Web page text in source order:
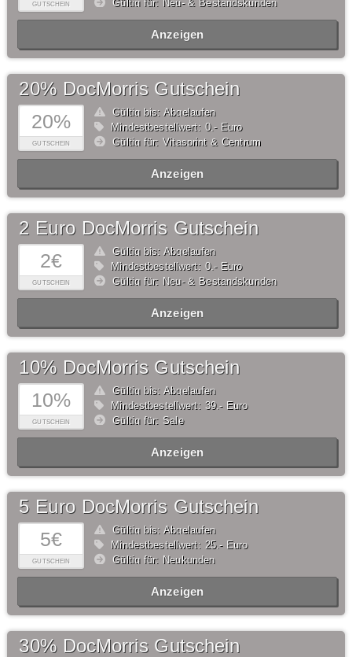
GUTSCHEIN Gültig für: Neu- & Bestandskunden
Anzeigen
20%
GUTSCHEIN
20% DocMorris Gutschein
Gültig bis: Abgelaufen
Mindestbestellwert: 0,- Euro
Gültig für: Vitasprint & Centrum
Anzeigen
2€
GUTSCHEIN
2 Euro DocMorris Gutschein
Gültig bis: Abgelaufen
Mindestbestellwert: 0,- Euro
Gültig für: Neu- & Bestandskunden
Anzeigen
10%
GUTSCHEIN
10% DocMorris Gutschein
Gültig bis: Abgelaufen
Mindestbestellwert: 39,- Euro
Gültig für: Sale
Anzeigen
5€
GUTSCHEIN
5 Euro DocMorris Gutschein
Gültig bis: Abgelaufen
Mindestbestellwert: 25,- Euro
Gültig für: Neukunden
Anzeigen
30% DocMorris Gutschein